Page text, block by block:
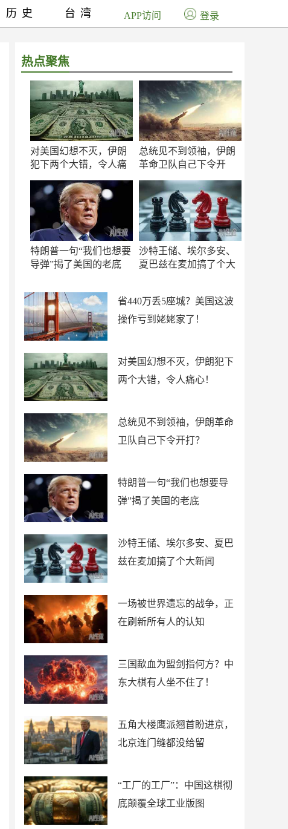
热点聚焦
对美国幻想不灭，伊朗
犯下两个大错，令人痛
总统见不到领袖，伊朗
革命卫队自己下令开
特朗普一句“我们也想要
导弹”揭了美国的老底
沙特王储、埃尔多安、
夏巴兹在麦加搞了个大
省440万丢5座城？美国这波
操作亏到姥姥家了！
对美国幻想不灭，伊朗犯下
两个大错，令人痛心！
总统见不到领袖，伊朗革命
卫队自己下令开打？
特朗普一句“我们也想要导
弹”揭了美国的老底
沙特王储、埃尔多安、夏巴
兹在麦加搞了个大新闻
一场被世界遗忘的战争，正
在刷新所有人的认知
三国歃血为盟剑指何方？中
东大棋有人坐不住了！
五角大楼鹰派翘首盼进京，
北京连门缝都没给留
“工厂的工厂”：中国这棋彻
底颠覆全球工业版图
历史 台湾 APP访问 登录